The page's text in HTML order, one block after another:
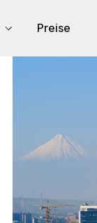
Preise